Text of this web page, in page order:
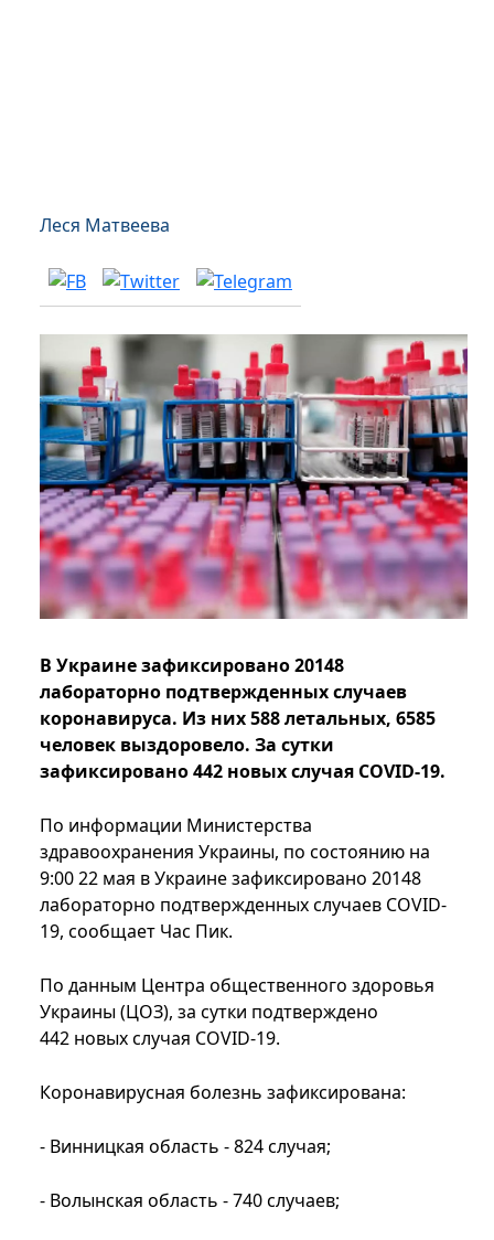
Леся Матвеева
В Украине зафиксировано 20148
лабораторно подтвержденных случаев
коронавируса. Из них 588 летальных, 6585
человек выздоровело. За сутки
зафиксировано 442 новых случая COVID-19.
По информации Министерства
здравоохранения Украины, по состоянию на
9:00 22 мая в Украине зафиксировано 20148
лабораторно подтвержденных случаев COVID-
19, сообщает Час Пик.
По данным Центра общественного здоровья
Украины (ЦОЗ), за сутки подтверждено
442 новых случая COVID-19.
Коронавирусная болезнь зафиксирована:
- Винницкая область - 824 случая;
- Волынская область - 740 случаев;